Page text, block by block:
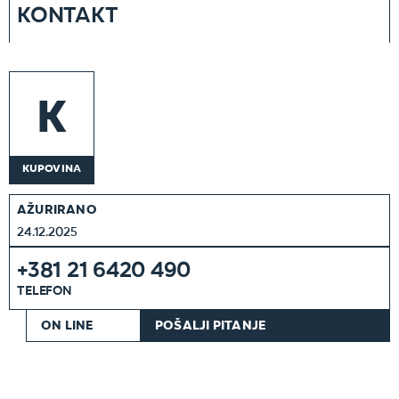
KONTAKT
K
KUPOVINA
AŽURIRANO
24.12.2025
+381 21 6420 490
TELEFON
ON LINE POŠALJI PITANJE